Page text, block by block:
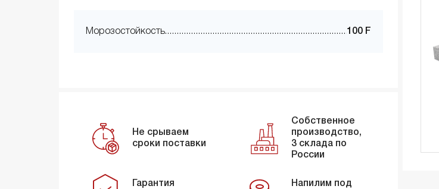
Морозостойкость 100 F
Не срываем
сроки поставки
Собственное
производство,
3 склада по
России
Гарантия
Напилим под